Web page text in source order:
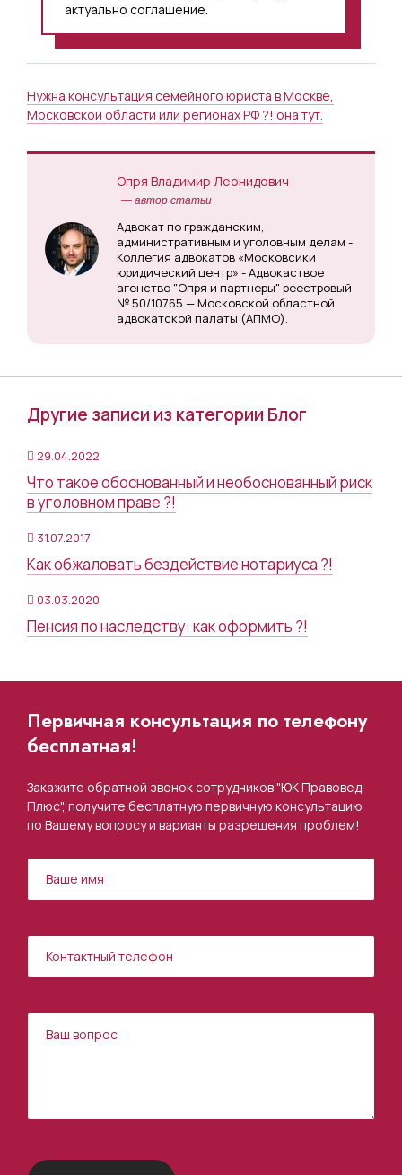
актуально соглашение.
Нужна консультация семейного юриста в Москве,
Московской области или регионах РФ ?! она тут.
Опря Владимир Леонидович
— автор статьи
Адвокат по гражданским,
административным и уголовным делам -
Коллегия адвокатов «Московсикй
юридический центр» - Адвокаствое
агенство "Опря и партнеры" реестровый
№ 50/10765 — Московской областной
адвокатской палаты (АПМО).
Другие записи из категории Блог
29.04.2022
Что такое обоснованный и необоснованный риск
в уголовном праве ?!
31.07.2017
Как обжаловать бездействие нотариуса ?!
03.03.2020
Пенсия по наследству: как оформить ?!
Первичная консультация по телефону
бесплатная!
Закажите обратной звонок сотрудников "ЮК Правовед-
Плюс", получите бесплатную первичную консультацию
по Вашему вопросу и варианты разрешения проблем!